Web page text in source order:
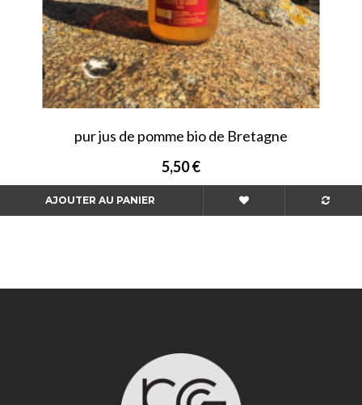
pur jus de pomme bio de Bretagne
5,50 €
AJOUTER AU PANIER